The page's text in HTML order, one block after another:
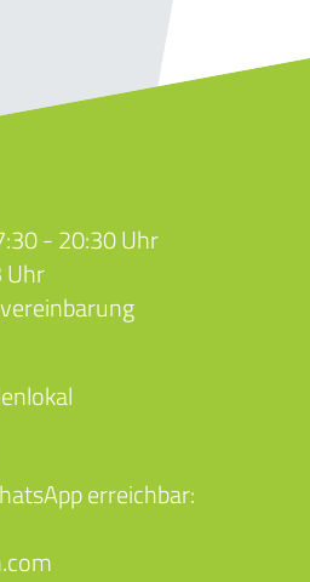
- 20:30 Uhr
Uhr
erreichbar: